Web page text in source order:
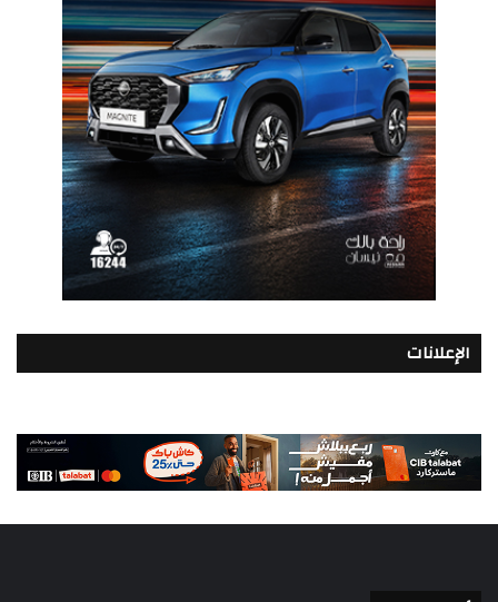
الإعلانات